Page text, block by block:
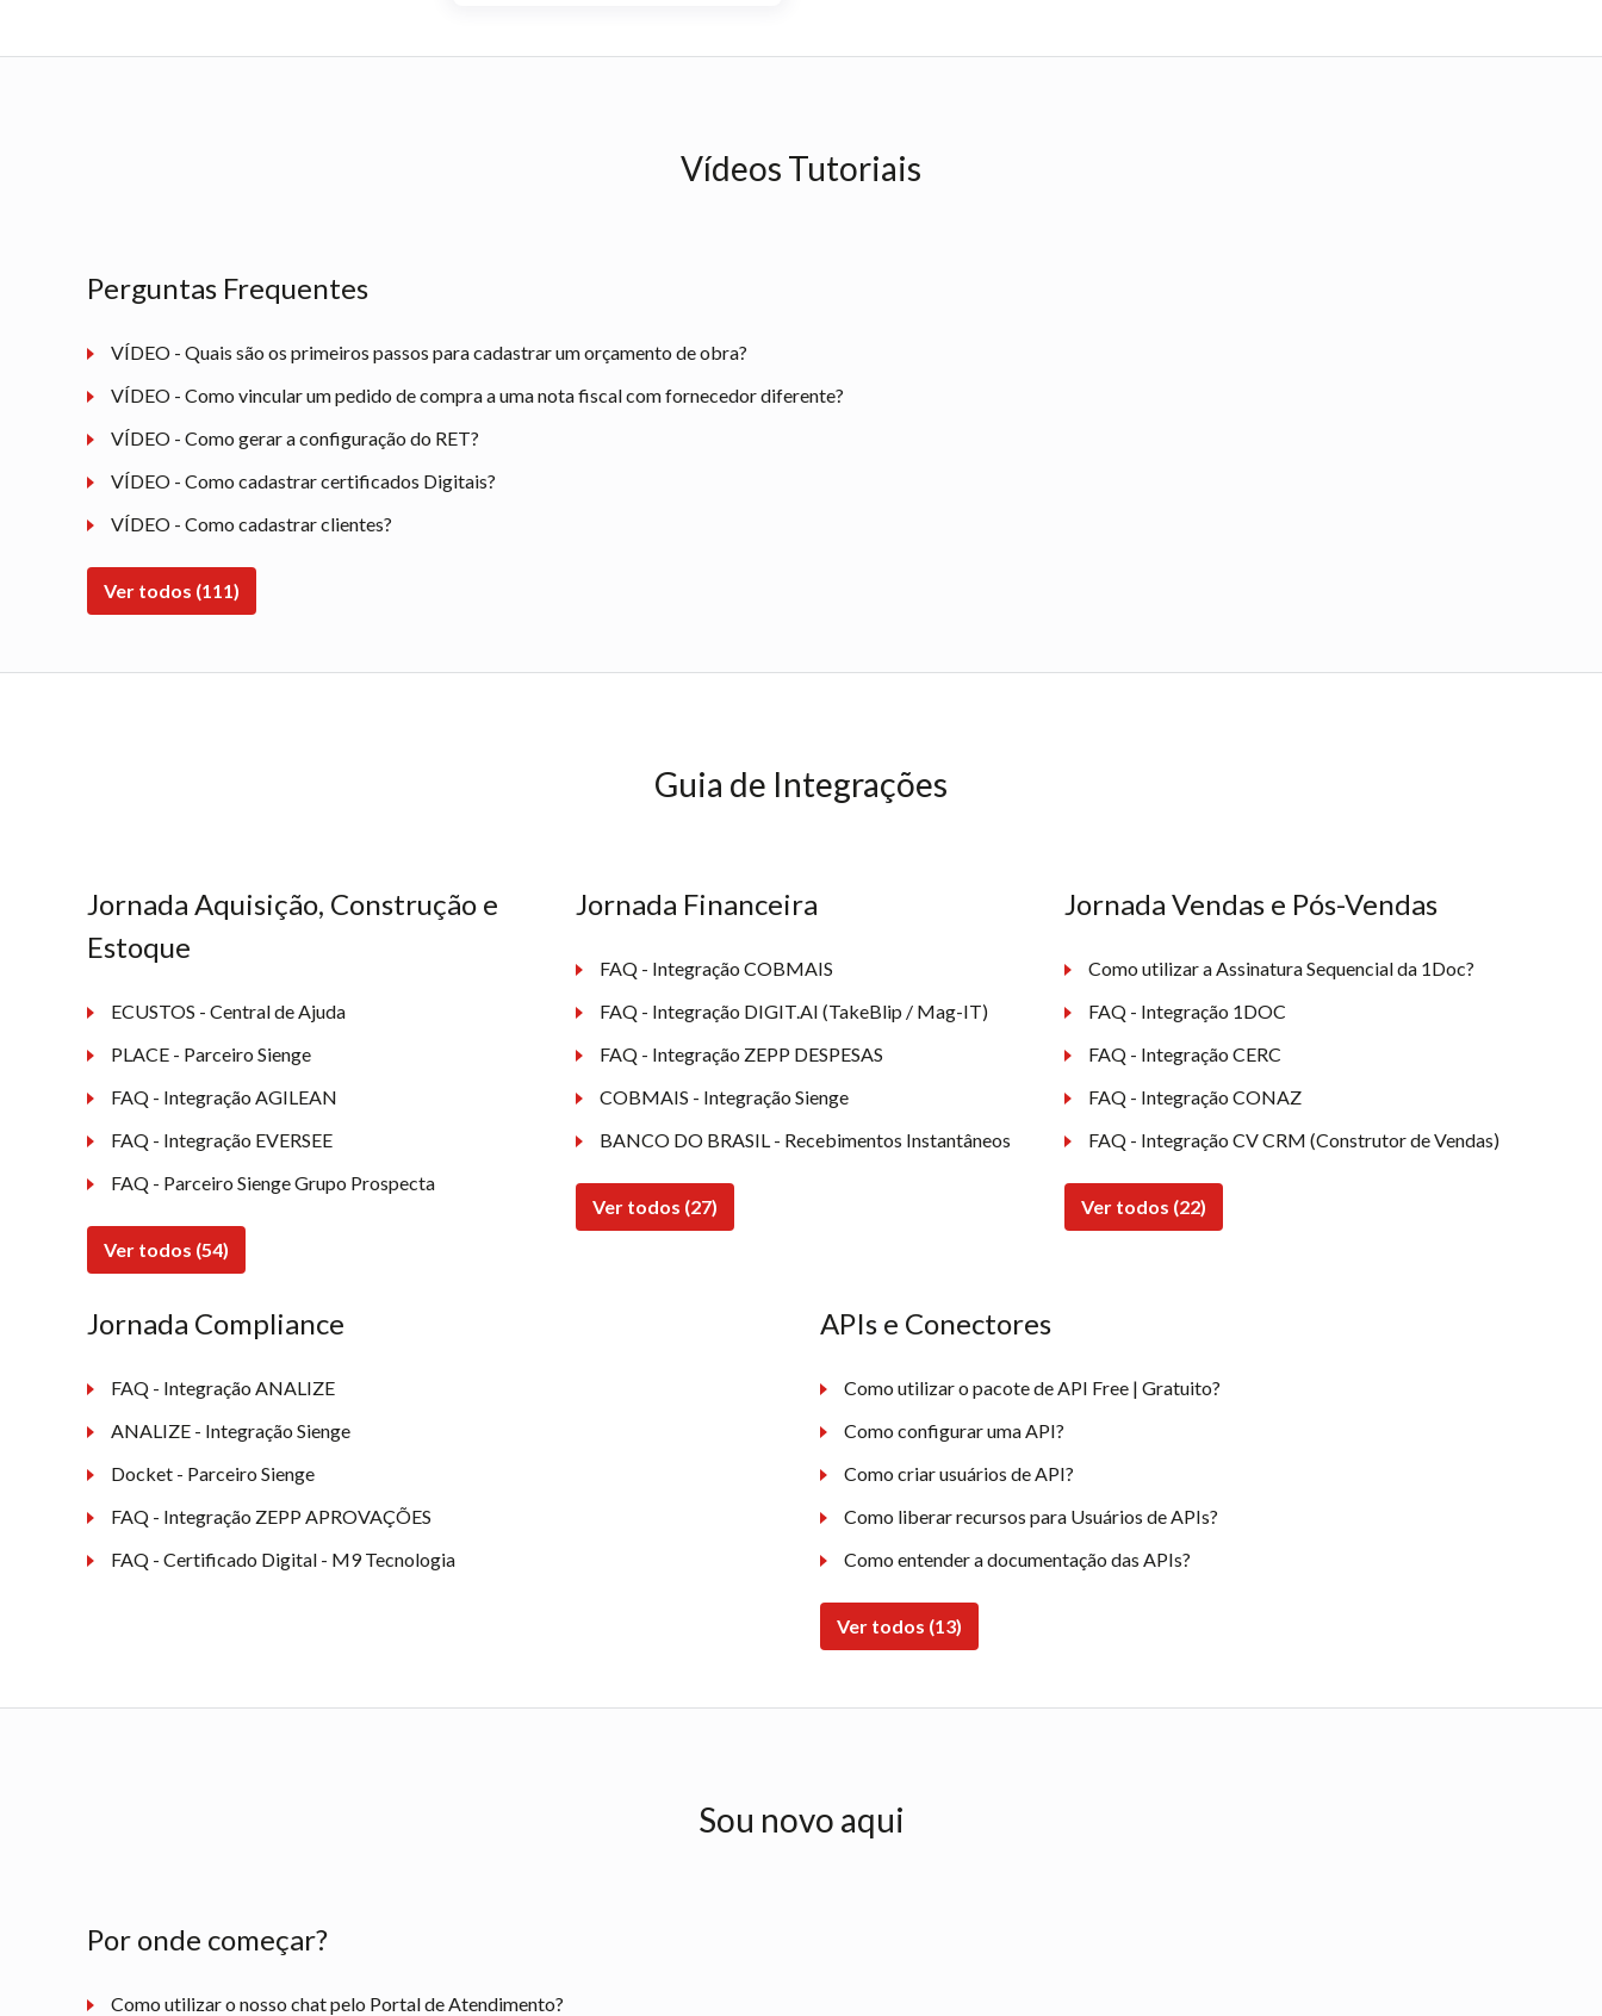
Vídeos Tutoriais
Perguntas Frequentes
VÍDEO - Quais são os primeiros passos para cadastrar um orçamento de obra?
VÍDEO - Como vincular um pedido de compra a uma nota fiscal com fornecedor diferente?
VÍDEO - Como gerar a configuração do RET?
VÍDEO - Como cadastrar certificados Digitais?
VÍDEO - Como cadastrar clientes?
Ver todos (111)
Guia de Integrações
Jornada Aquisição, Construção e
Estoque
ECUSTOS - Central de Ajuda
PLACE - Parceiro Sienge
FAQ - Integração AGILEAN
FAQ - Integração EVERSEE
FAQ - Parceiro Sienge Grupo Prospecta
Ver todos (54)
Jornada Financeira
FAQ - Integração COBMAIS
FAQ - Integração DIGIT.AI (TakeBlip / Mag-IT)
FAQ - Integração ZEPP DESPESAS
COBMAIS - Integração Sienge
BANCO DO BRASIL - Recebimentos Instantâneos
Ver todos (27)
Jornada Vendas e Pós-Vendas
Como utilizar a Assinatura Sequencial da 1Doc?
FAQ - Integração 1DOC
FAQ - Integração CERC
FAQ - Integração CONAZ
FAQ - Integração CV CRM (Construtor de Vendas)
Ver todos (22)
Jornada Compliance
FAQ - Integração ANALIZE
ANALIZE - Integração Sienge
Docket - Parceiro Sienge
FAQ - Integração ZEPP APROVAÇÕES
FAQ - Certificado Digital - M9 Tecnologia
APIs e Conectores
Como utilizar o pacote de API Free | Gratuito?
Como configurar uma API?
Como criar usuários de API?
Como liberar recursos para Usuários de APIs?
Como entender a documentação das APIs?
Ver todos (13)
Sou novo aqui
Por onde começar?
Como utilizar o nosso chat pelo Portal de Atendimento?